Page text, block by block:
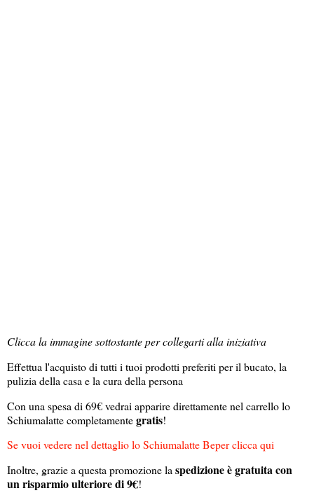
Clicca la immagine sottostante per collegarti alla iniziativa
Effettua l'acquisto di tutti i tuoi prodotti preferiti per il bucato, la
pulizia della casa e la cura della persona
Con una spesa di 69€ vedrai apparire direttamente nel carrello lo
Schiumalatte completamentegratis!
Se vuoi vedere nel dettaglio lo Schiumalatte Beper clicca qui
Inoltre, grazie a questa promozione laspedizione è gratuita con
un risparmio ulteriore di 9€!